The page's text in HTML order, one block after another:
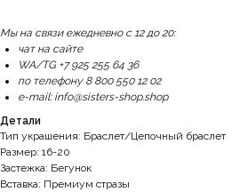
Мы на связи ежедневно с 12 до 20:
чат на сайте
WA/TG +7 925 255 64 36
по телефону 8 800 550 12 02
e-mail: info@sisters-shop.shop
Детали
Тип украшения: Браслет/Цепочный браслет
Размер: 16-20
Застежка: Бегунок
Вставка: Премиум стразы